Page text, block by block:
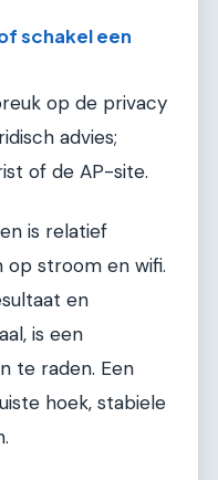
schakel een
op de privacy
advies;
of de AP-site.
is relatief
op stroom en wifi.
en
is een
te raden. Een
hoek, stabiele